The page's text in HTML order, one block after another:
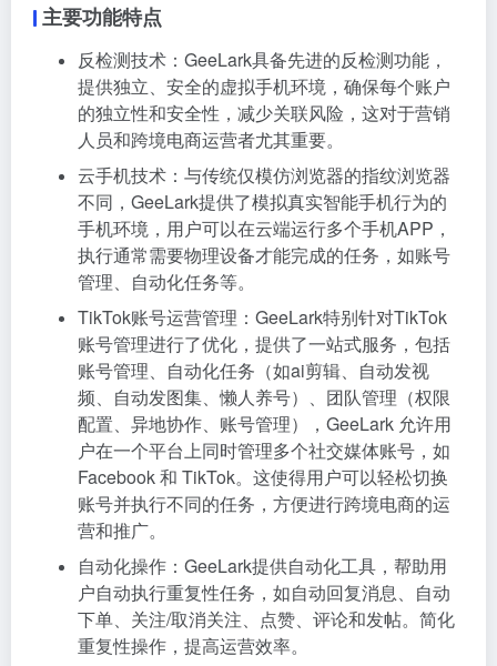
主要功能特点
反检测技术：GeeLark具备先进的反检测功能，
提供独立、安全的虚拟手机环境，确保每个账户
的独立性和安全性，减少关联风险，这对于营销
人员和跨境电商运营者尤其重要。
云手机技术：与传统仅模仿浏览器的指纹浏览器
不同，GeeLark提供了模拟真实智能手机行为的
手机环境，用户可以在云端运行多个手机APP，
执行通常需要物理设备才能完成的任务，如账号
管理、自动化任务等。
TikTok账号运营管理：GeeLark特别针对TikTok
账号管理进行了优化，提供了一站式服务，包括
账号管理、自动化任务（如ai剪辑、自动发视
频、自动发图集、懒人养号）、团队管理（权限
配置、异地协作、账号管理），GeeLark 允许用
户在一个平台上同时管理多个社交媒体账号，如
Facebook 和 TikTok。这使得用户可以轻松切换
账号并执行不同的任务，方便进行跨境电商的运
营和推广。
自动化操作：GeeLark提供自动化工具，帮助用
户自动执行重复性任务，如自动回复消息、自动
下单、关注/取消关注、点赞、评论和发帖。简化
重复性操作，提高运营效率。